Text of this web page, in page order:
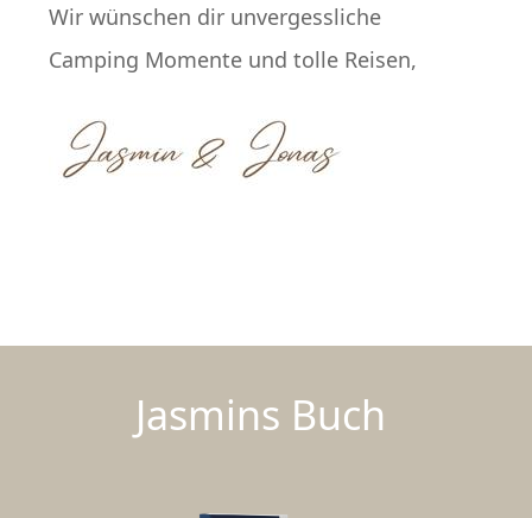
Wir wünschen dir unvergessliche
Camping Momente und tolle Reisen,
Jasmins Buch